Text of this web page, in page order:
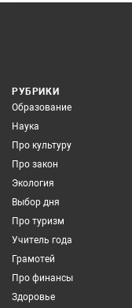
РУБРИКИ
Образование
Наука
Про культуру
Про закон
Экология
Выбор дня
Про туризм
Учитель года
Грамотей
Про финансы
Здоровье